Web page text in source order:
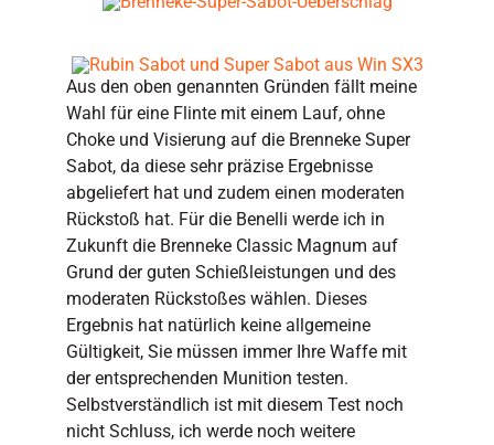
Aus den oben genannten Gründen fällt meine
Wahl für eine Flinte mit einem Lauf, ohne
Choke und Visierung auf die Brenneke Super
Sabot, da diese sehr präzise Ergebnisse
abgeliefert hat und zudem einen moderaten
Rückstoß hat. Für die Benelli werde ich in
Zukunft die Brenneke Classic Magnum auf
Grund der guten Schießleistungen und des
moderaten Rückstoßes wählen. Dieses
Ergebnis hat natürlich keine allgemeine
Gültigkeit, Sie müssen immer Ihre Waffe mit
der entsprechenden Munition testen.
Selbstverständlich ist mit diesem Test noch
nicht Schluss, ich werde noch weitere